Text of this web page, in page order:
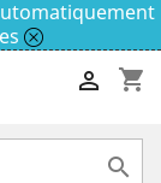
shopping_cart

